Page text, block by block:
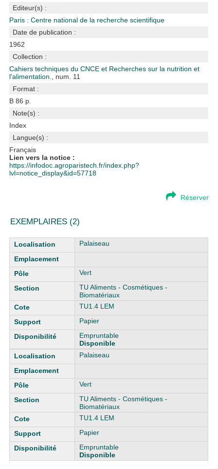
Editeur(s) :
Paris : Centre national de la recherche scientifique
Date de publication :
1962
Collection :
Cahiers techniques du CNCE et Recherches sur la nutrition et
l'alimentation.
, num. 11
Format :
B 86 p.
Note(s) :
Index
Langue(s) :
Français
Lien vers la notice :
https://infodoc.agroparistech.fr/index.php?
lvl=notice_display&id=57718
Réserver
EXEMPLAIRES (2)
Liste des exemplaires Palaiseau
Vert
TU Aliments - Cosmétiques -
Biomatériaux
TU1.4 LEM
Papier
Empruntable
Disponible
Palaiseau
Vert
TU Aliments - Cosmétiques -
Biomatériaux
TU1.4 LEM
Papier
Empruntable
Disponible